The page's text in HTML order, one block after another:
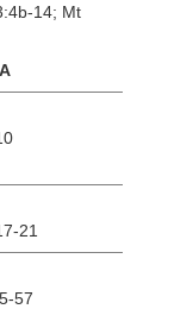
14; Mt
21
57